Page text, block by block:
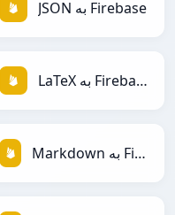
JSON به Firebase
LaTeX به Firebase
Markdown به Firebase